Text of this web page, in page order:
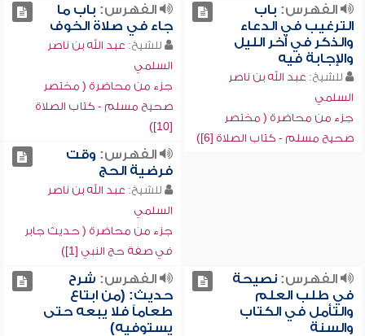
الفهرس: باب
الترغيب في الدعاء
والذكر في آخر الليل
والإجابة فيه
للشيخ: عبد الله بن ناصر
السلمي
جزء من محاضرة ( مختصر
صحيح مسلم - كتاب الصلاة [6])
الفهرس: باب ما
جاء في صلاة الخوف
للشيخ: عبد الله بن ناصر
السلمي
جزء من محاضرة ( مختصر
صحيح مسلم - كتاب الصلاة
[10])
الفهرس: وقت
فرضية الحج
للشيخ: عبد الله بن ناصر
السلمي
جزء من محاضرة ( حديث جابر
في صفة حج النبي [1])
الفهرس:نصيحة
في طلب العلم
والتأمل في الكتاب
والسنة
الفهرس: شرح
حديث: (من ابتاع
طعاماً فلا يبعه حتى
يستوفيه)